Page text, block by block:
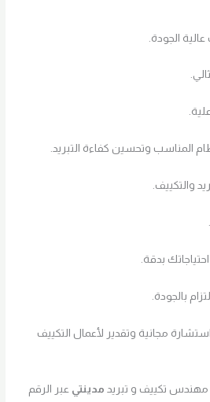
الجودة.
المناسب وتحسين كفاءة التبريد.
مجانية وتقدير لأعمال التكييف
مهندس تكييف و تبريد مدينتي عبر الرقم